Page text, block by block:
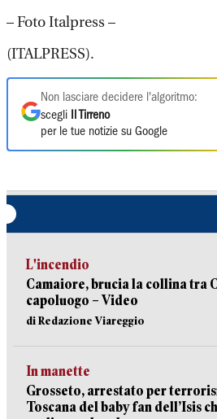
– Foto Italpress –
(ITALPRESS).
Non lasciare decidere l'algoritmo:
scegli
Il Tirreno
per le tue notizie su Google
L'incendio
Camaiore, brucia la collina tra
capoluogo – Video
di Redazione Viareggio
In manette
Grosseto, arrestato per
Toscana del baby fan dell’Isis